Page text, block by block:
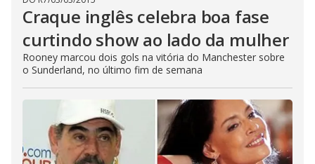
Craque inglês celebra boa fase
curtindo show ao lado da mulher
Rooney marcou dois gols na vitória do Manchester sobre
o Sunderland, no último fim de semana